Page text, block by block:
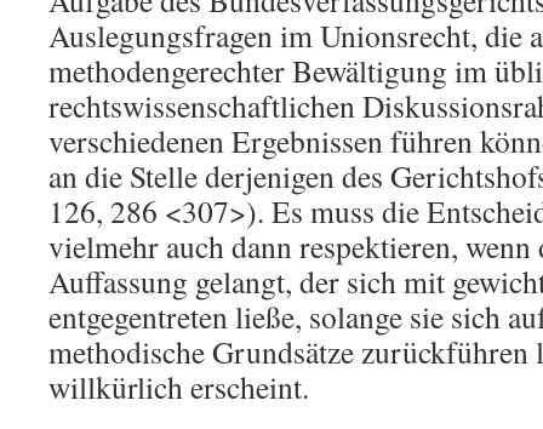
Auslegungsfragen im Unionsrecht, die
methodengerechter Bewältigung im
rechtswissenschaftlichen
verschiedenen Ergebnissen führen
an die Stelle derjenigen des
126, 286 <307>). Es muss die
vielmehr auch dann respektieren, wenn
Auffassung gelangt, der sich mit
entgegentreten ließe, solange sie sich
methodische Grundsätze
willkürlich erscheint.